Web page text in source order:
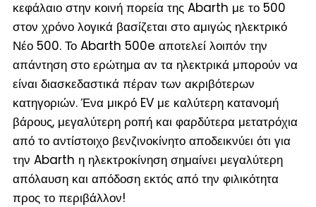
κεφάλαιο στην κοινή πορεία της Abarth με το 500
στον χρόνο λογικά βασίζεται στο αμιγώς ηλεκτρικό
Νέο 500. Το Abarth 500e αποτελεί λοιπόν την
απάντηση στο ερώτημα αν τα ηλεκτρικά μπορούν να
είναι διασκεδαστικά πέραν των ακριβότερων
κατηγοριών. Ένα μικρό EV με καλύτερη κατανομή
βάρους, μεγαλύτερη ροπή και φαρδύτερα μετατρόχια
από το αντίστοιχο βενζινοκίνητο αποδεικνύει ότι για
την Abarth η ηλεκτροκίνηση σημαίνει μεγαλύτερη
απόλαυση και απόδοση εκτός από την φιλικότητα
προς το περιβάλλον!